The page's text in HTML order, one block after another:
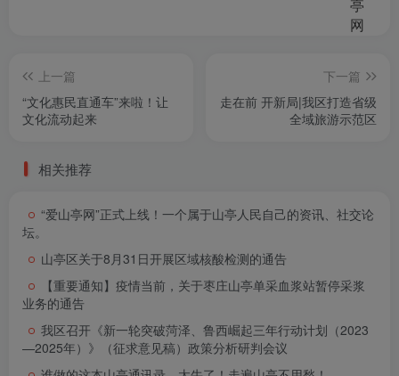
上一篇
“文化惠民直通车”来啦！让
文化流动起来
下一篇
走在前 开新局|我区打造省级
全域旅游示范区
相关推荐
“爱山亭网”正式上线！一个属于山亭人民自己的资讯、社交论
坛。
山亭区关于8月31日开展区域核酸检测的通告
【重要通知】疫情当前，关于枣庄山亭单采血浆站暂停采浆
业务的通告
我区召开《新一轮突破菏泽、鲁西崛起三年行动计划（2023
—2025年）》（征求意见稿）政策分析研判会议